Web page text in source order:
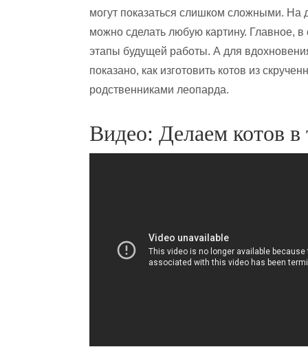
могут показаться слишком сложными.
можно сделать любую картину. Главное,
этапы будущей работы. А для
показано, как изготовить котов из
родственниками леопарда.
Видео: Делаем котов в